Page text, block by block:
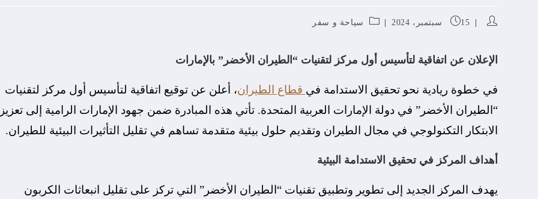
15 سبتمبر، 2024 سياحة و سفر
الإعلان عن اتفاقية لتأسيس أول مركز لتقنيات “الطيران الأخضر” بالإمارات
في خطوة ريادية نحو تحقيق الاستدامة في قطاع الطيران، أعلن عن توقيع اتفاقية لتأسيس أول مركز لتقنيات
“الطيران الأخضر” في دولة الإمارات العربية المتحدة. تأتي هذه المبادرة ضمن جهود الإمارات الرامية إلى
الابتكار التكنولوجي في مجال الطيران وتقديم حلول بيئية متقدمة تساهم في تقليل التأثيرات البيئية للطيران.
أهداف المركز في تحقيق الاستدامة البيئية
يهدف المركز الجديد إلى تطوير وتطبيق تقنيات “الطيران الأخضر” التي تركز على تقليل انبعاثات الكربون